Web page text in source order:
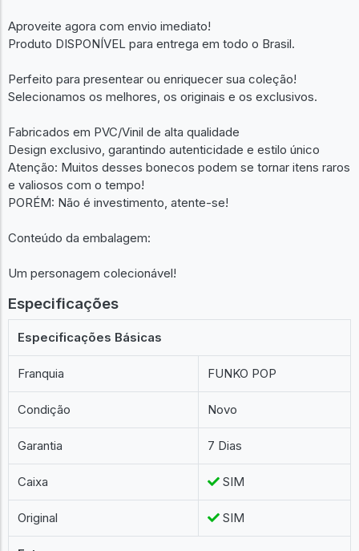
Aproveite agora com envio imediato!
Produto DISPONÍVEL para entrega em todo o Brasil.
Perfeito para presentear ou enriquecer sua coleção!
Selecionamos os melhores, os originais e os exclusivos.
Fabricados em PVC/Vinil de alta qualidade
Design exclusivo, garantindo autenticidade e estilo único
Atenção: Muitos desses bonecos podem se tornar itens raros
e valiosos com o tempo!
PORÉM: Não é investimento, atente-se!
Conteúdo da embalagem:
Um personagem colecionável!
Especificações
Especificações Básicas
Franquia FUNKO POP
Condição Novo
Garantia 7 Dias
Caixa SIM
Original SIM